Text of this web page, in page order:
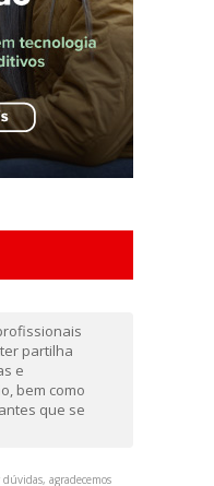
partilha
e
bem como
que se
agradecemos